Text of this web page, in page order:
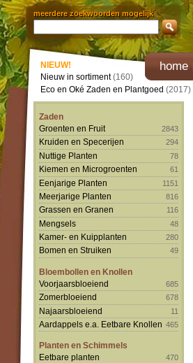
meerdere zoekwoorden mogelijk
home
NIEUW!
Nieuw in sortiment(160)
Eco en Oké Zaden en Plantgoed (2017)
Zaden
Groenten en Fruit
2843
Kruiden en Specerijen 294
Nuttige Planten 78
Kiemen en Microgroenten 61
Eenjarige Planten 1151
Meerjarige Planten 816
Grassen en Granen 116
Mengsels 48
Kamer- en Kuipplanten 280
Bomen en Struiken 49
Bloembollen en Knollen
Voorjaarsbloeiend
685
Zomerbloeiend 678
Najaarsbloeiend 11
Aardappels e.a. Eetbare Knollen 465
Planten en Schimmels
Eetbare planten
470